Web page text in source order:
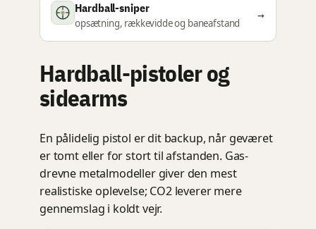
Hardball-sniper
opsætning, rækkevidde og baneafstand
→
Hardball-pistoler og
sidearms
En pålidelig pistol er dit backup, når geværet
er tomt eller for stort til afstanden. Gas-
drevne metalmodeller giver den mest
realistiske oplevelse; CO2 leverer mere
gennemslag i koldt vejr.